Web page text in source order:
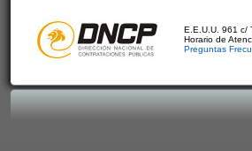
E.E.U.U. 961 c/
Horario de
Preguntas